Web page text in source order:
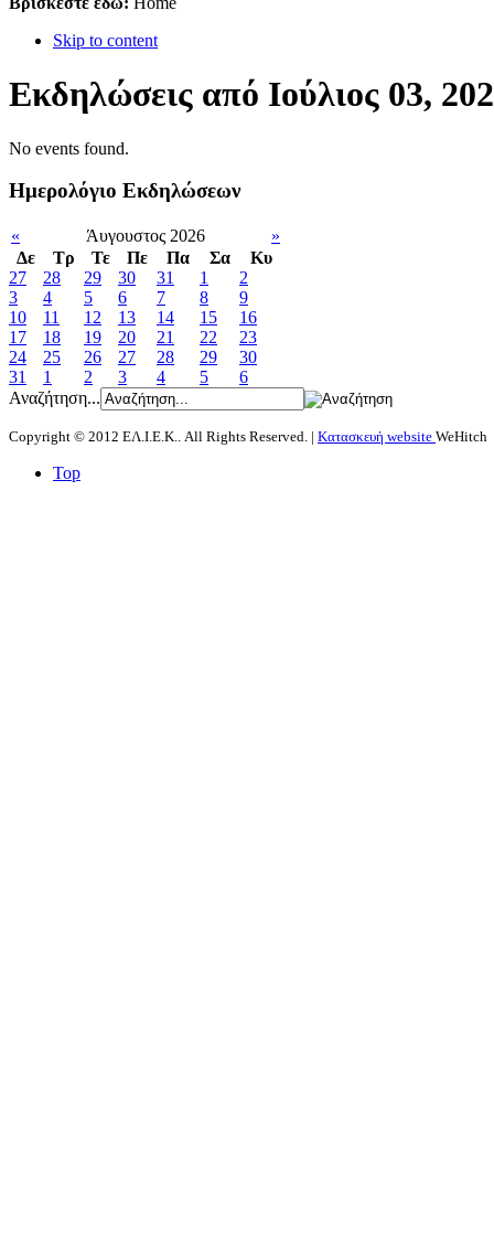
Skip to content
Εκδηλώσεις από Ιούλιος 03,
No events found.
Ημερολόγιο Εκδηλώσεων
« Άυγουστος 2026
»
Δε
Tρ Τε Πε Πα Σα
Κυ
27
28 29 30 31 1
2
3
4 5 6 7 8
9
10
11 12 13 14 15
16
17
18 19 20 21 22
23
24
25 26 27 28 29
30
31
1 2 3 4 5
6
Αναζήτηση...
Copyright © 2012 ΕΛ.Ι.Ε.Κ.. All Rights Reserved. | Κατασκευή website WeHitch
Top